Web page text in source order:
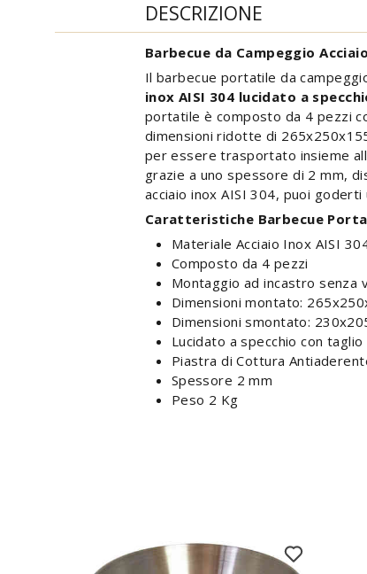
DESCRIZIONE
Barbecue da Campeggio
Il barbecue portatile da
inox AISI 304 lucidato a
portatile è composto da 4 pezzi
dimensioni ridotte di
per essere trasportato insieme
grazie a uno spessore di 2 mm,
acciaio inox AISI 304, puoi
Caratteristiche Barbecue
Materiale Acciaio Inox AISI
Composto da 4 pezzi
Montaggio ad incastro senza
Dimensioni montato:
Dimensioni smontato:
Lucidato a specchio con
Piastra di Cottura
Spessore 2 mm
Peso 2 Kg